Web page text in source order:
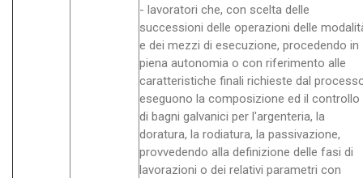
- lavoratori che, con scelta delle
successioni delle operazioni delle
e dei mezzi di esecuzione, procedendo in
piena autonomia o con riferimento alle
caratteristiche finali richieste dal
eseguono la composizione ed il controllo
di bagni galvanici per l'argenteria, la
doratura, la rodiatura, la passivazione,
provvedendo alla definizione delle fasi di
lavorazioni o dei relativi parametri con